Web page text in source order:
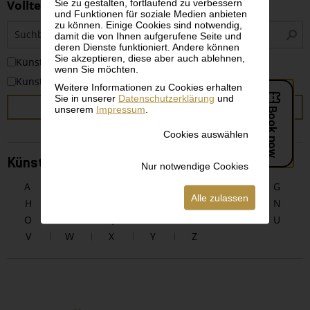
und Funktionen für soziale Medien anbieten
zu können. Einige Cookies sind notwendig,
damit die von Ihnen aufgerufene Seite und
deren Dienste funktioniert. Andere können
Sie akzeptieren, diese aber auch ablehnen,
wenn Sie möchten.
Weitere Informationen zu Cookies erhalten
Sie in unserer Datenschutzerklärung und
unserem Impressum
Cookies auswählen
Nur notwendige Cookies
Alle zulassen
Volltextsuche
KünstlerInnen
Kunstwerke
SUCHEN
KünstlerInnen alphabetisch
A E F
G
H
L M
N
O
U
V
W X Y Z